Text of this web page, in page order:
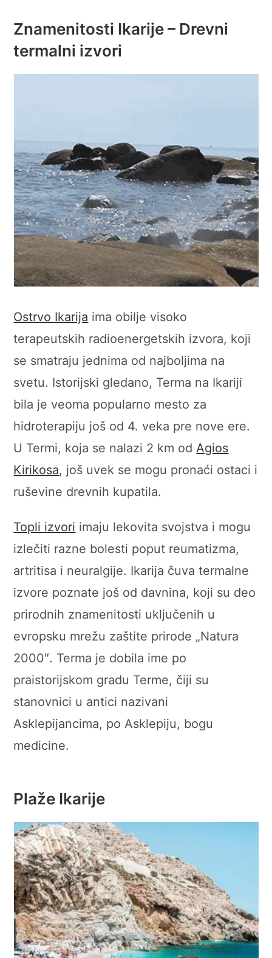
Znamenitosti Ikarije – Drevni
termalni izvori
Ostrvo Ikarija ima obilje visoko
terapeutskih radioenergetskih izvora, koji
se smatraju jednima od najboljima na
svetu. Istorijski gledano, Terma na Ikariji
bila je veoma popularno mesto za
hidroterapiju još od 4. veka pre nove ere.
U Termi, koja se nalazi 2 km od Agios
Kirikosa, još uvek se mogu pronaći ostaci i
ruševine drevnih kupatila.
Topli izvori imaju lekovita svojstva i mogu
izlečiti razne bolesti poput reumatizma,
artritisa i neuralgije. Ikarija čuva termalne
izvore poznate još od davnina, koji su deo
prirodnih znamenitosti uključenih u
evropsku mrežu zaštite prirode „Natura
2000″. Terma je dobila ime po
praistorijskom gradu Terme, čiji su
stanovnici u antici nazivani
Asklepijancima, po Asklepiju, bogu
medicine.
Plaže Ikarije